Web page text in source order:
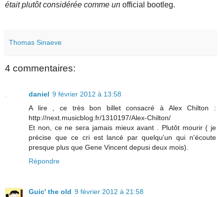
était plutôt considérée comme un official bootleg.
Thomas Sinaeve
4 commentaires:
daniel 9 février 2012 à 13:58
A lire , ce très bon billet consacré à Alex Chilton :
http://next.musicblog.fr/1310197/Alex-Chilton/
Et non, ce ne sera jamais mieux avant . Plutôt mourir ( je
précise que ce cri est lancé par quelqu'un qui n'écoute
presque plus que Gene Vincent depusi deux mois).
Répondre
Guic' the old 9 février 2012 à 21:58